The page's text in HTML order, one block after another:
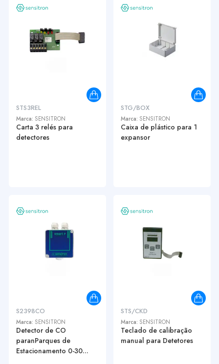
STS3REL
Marca: SENSITRON
Carta 3 relés para
detectores
STG/BOX
Marca: SENSITRON
Caixa de plástico para 1
expansor
S2398CO
Marca: SENSITRON
Detector de CO
paranParques de
Estacionamento 0-30...
STS/CKD
Marca: SENSITRON
Teclado de calibração
manual para Detetores